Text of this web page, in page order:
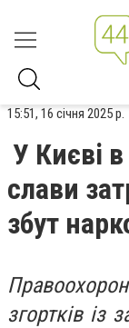
15:51, 16 січня 2025 р.
У Києві
слави
збут
згортків із